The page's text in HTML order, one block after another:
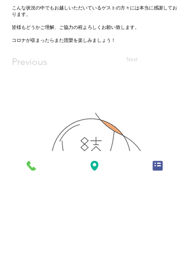
こんな状況の中でもお越しいただいているゲストの方々には本当に感謝してお
ります。
皆様もどうかご理解、ご協力の程よろしくお願い致します。
コロナが収まったらまた団欒を楽しみましょう！
Previous Next